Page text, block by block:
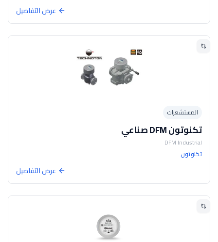
عرض التفاصيل
المستشعرات
تكنوتون DFM صناعي
DFM Industrial
تكنوتون
عرض التفاصيل